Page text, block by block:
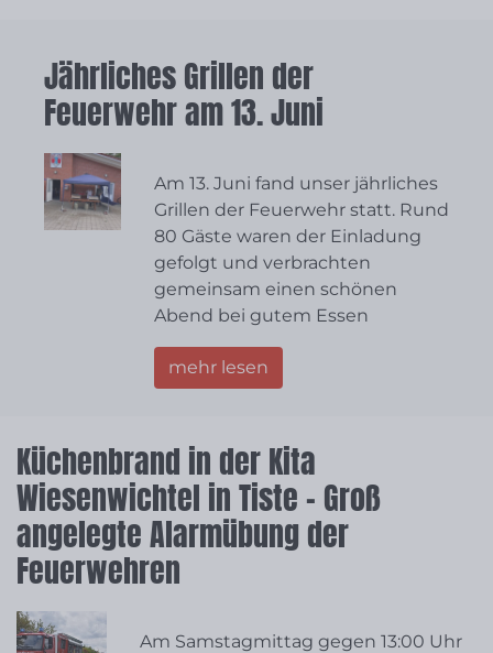
Jährliches Grillen der
Feuerwehr am 13. Juni
Am 13. Juni fand unser jährliches
Grillen der Feuerwehr statt. Rund
80 Gäste waren der Einladung
gefolgt und verbrachten
gemeinsam einen schönen
Abend bei gutem Essen
mehr lesen
Küchenbrand in der Kita
Wiesenwichtel in Tiste – Groß
angelegte Alarmübung der
Feuerwehren
Am Samstagmittag gegen 13:00 Uhr